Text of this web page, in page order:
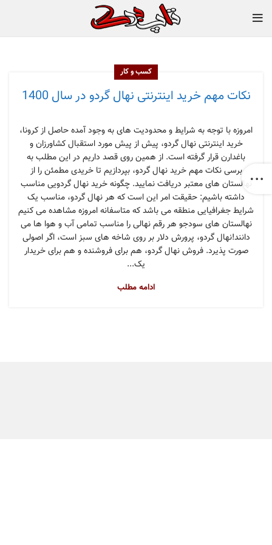
کسب و کار
نکات مهم خرید اینترنتی نهال گردو در سال 1400
امروزه با توجه به شرایط و محدودیت های به وجود آمده حاصل از کرونا،
خرید اینترنتی نهال گردو، پیش از پیش مورد استقبال کشاورزان و
باغدارن قرار گرفته است. از همین روی قصد داریم در این مطلب به
برسی نکات مهم خرید نهال گردو، بپردازیم تا خریدی مطمئن را از
نهالستان های معتبر دریافت نمایید. چگونه خرید نهال گردویی مناسب
داشته باشیم: حقیقت امر این است که هر نهال گردو، مناسب یک
شرایط جغرافیایی منطقه می باشد که متاسفانه امروزه مشاهده می کنیم
نهالستان های سودجو هر رقم نهالی را مناسب تمامی آب و هوا ها می
دانند!نهال گردو، پرورش دلار بر روی شاخه های سبز است، اگر اصولی
صورت پذیرد. فروش نهال گردو، هم برای فروشنده و هم برای خریدار
یک...
ادامه مطلب